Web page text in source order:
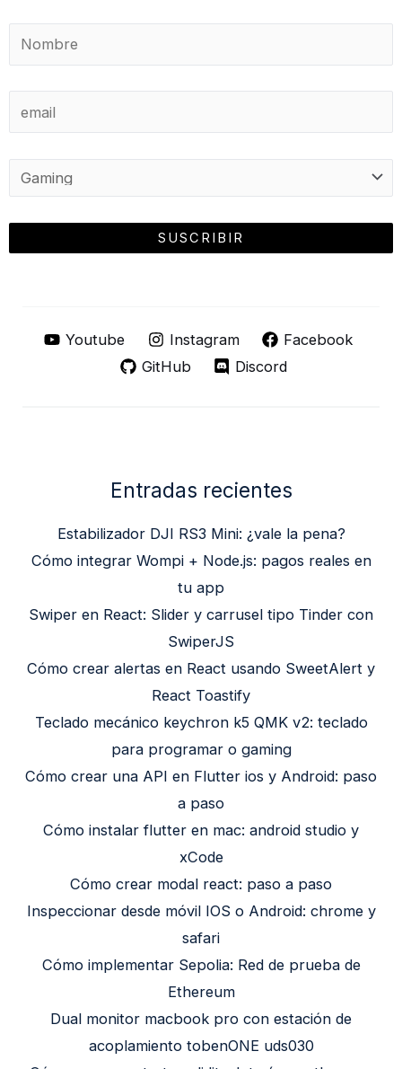
Youtube Instagram
Facebook
GitHub
Discord
Entradas recientes
Estabilizador DJI RS3 Mini: ¿vale la pena?
Cómo integrar Wompi + Node.js: pagos reales en
tu app
Swiper en React: Slider y carrusel tipo Tinder con
SwiperJS
Cómo crear alertas en React usando SweetAlert y
React Toastify
Teclado mecánico keychron k5 QMK v2: teclado
para programar o gaming
Cómo crear una API en Flutter ios y Android: paso
a paso
Cómo instalar flutter en mac: android studio y
xCode
Cómo crear modal react: paso a paso
Inspeccionar desde móvil IOS o Android: chrome y
safari
Cómo implementar Sepolia: Red de prueba de
Ethereum
Dual monitor macbook pro con estación de
acoplamiento tobenONE uds030